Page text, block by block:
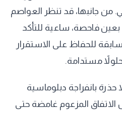
من جانبها، قد تنظر العواصم
بعين فاحصة، ساعية للتأكد
للحفاظ على الاستقرار
مستدامة.
حذرة بانفراجة دبلوماسية
الاتفاق المزعوم غامضة حتى